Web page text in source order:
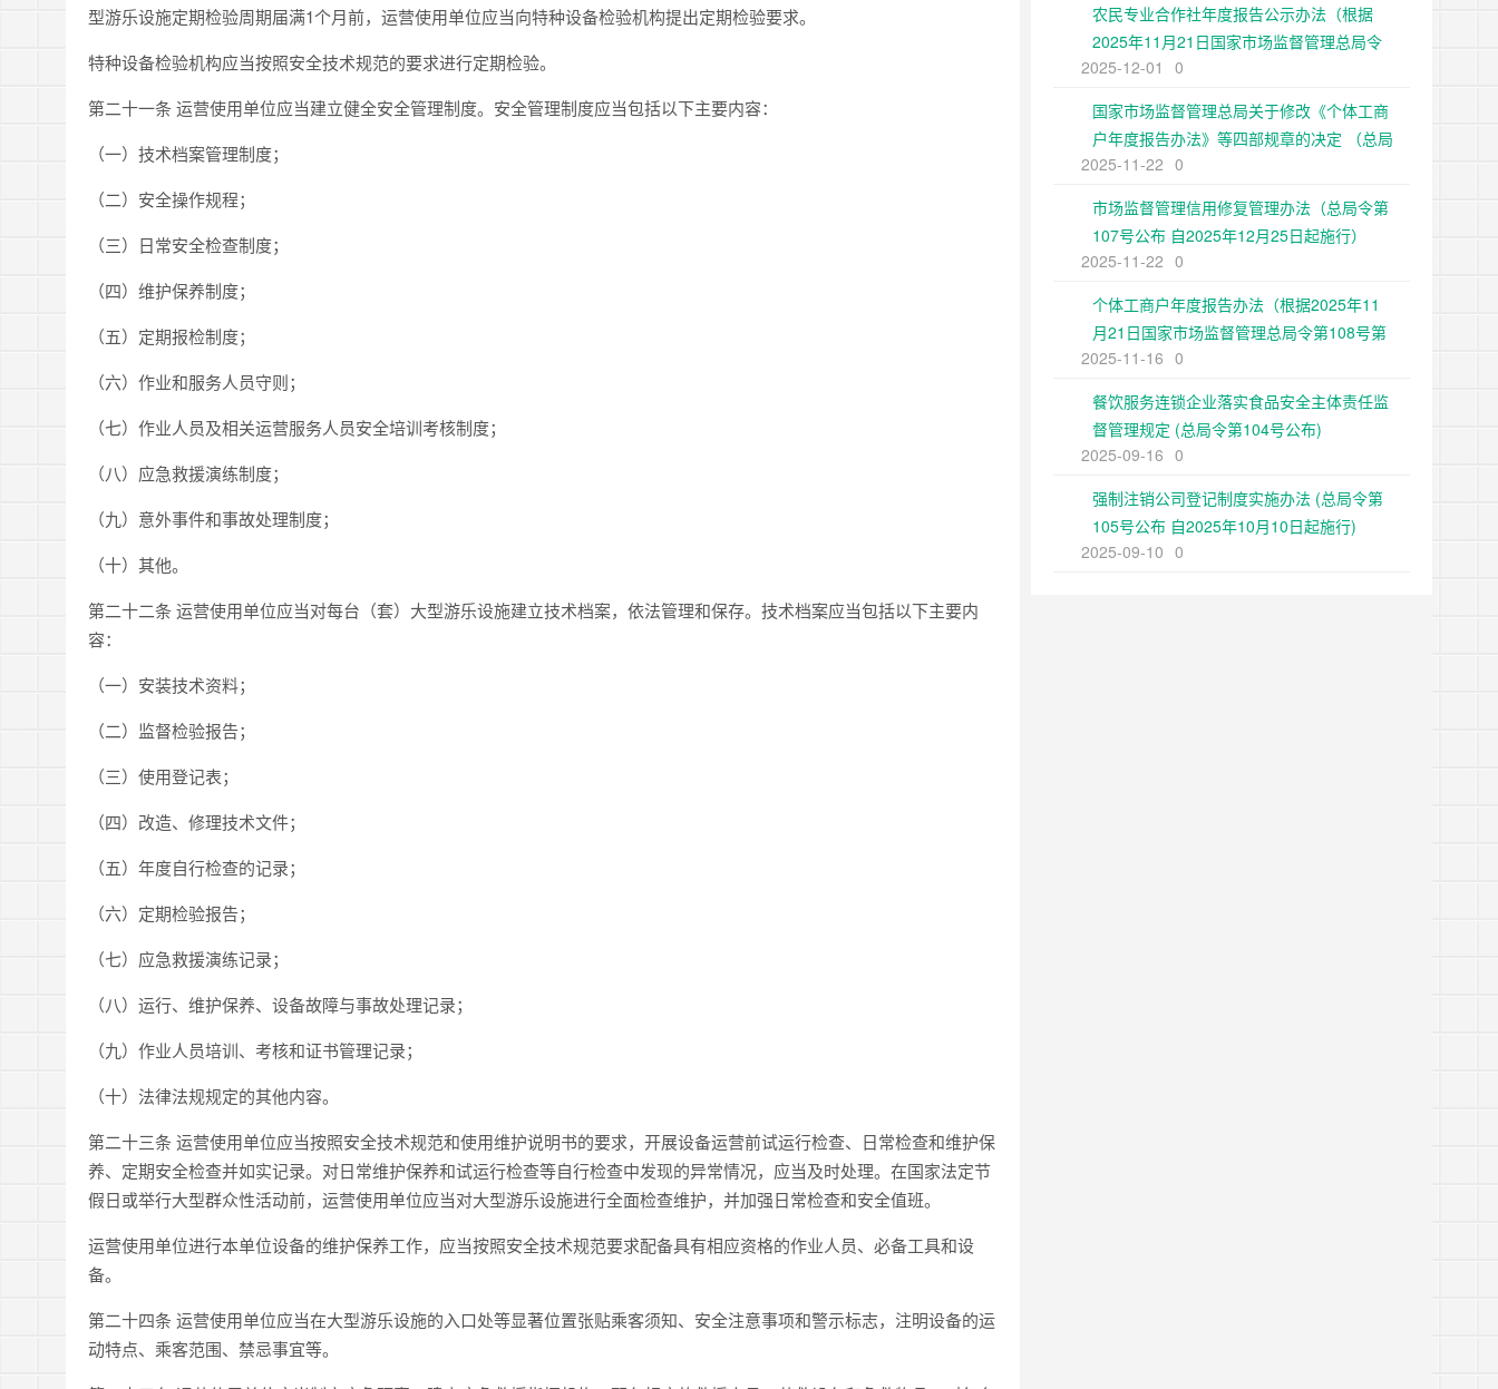
型游乐设施定期检验周期届满1个月前，运营使用单位应当向特种设备检验机构提出定期检验要求。
特种设备检验机构应当按照安全技术规范的要求进行定期检验。
第二十一条 运营使用单位应当建立健全安全管理制度。安全管理制度应当包括以下主要内容：
（一）技术档案管理制度；
（二）安全操作规程；
（三）日常安全检查制度；
（四）维护保养制度；
（五）定期报检制度；
（六）作业和服务人员守则；
（七）作业人员及相关运营服务人员安全培训考核制度；
（八）应急救援演练制度；
（九）意外事件和事故处理制度；
（十）其他。
第二十二条 运营使用单位应当对每台（套）大型游乐设施建立技术档案，依法管理和保存。技术档案应当包括以下主要内
容：
（一）安装技术资料；
（二）监督检验报告；
（三）使用登记表；
（四）改造、修理技术文件；
（五）年度自行检查的记录；
（六）定期检验报告；
（七）应急救援演练记录；
（八）运行、维护保养、设备故障与事故处理记录；
（九）作业人员培训、考核和证书管理记录；
（十）法律法规规定的其他内容。
第二十三条 运营使用单位应当按照安全技术规范和使用维护说明书的要求，开展设备运营前试运行检查、日常检查和维护保
养、定期安全检查并如实记录。对日常维护保养和试运行检查等自行检查中发现的异常情况，应当及时处理。在国家法定节
假日或举行大型群众性活动前，运营使用单位应当对大型游乐设施进行全面检查维护，并加强日常检查和安全值班。
运营使用单位进行本单位设备的维护保养工作，应当按照安全技术规范要求配备具有相应资格的作业人员、必备工具和设
备。
第二十四条 运营使用单位应当在大型游乐设施的入口处等显著位置张贴乘客须知、安全注意事项和警示标志，注明设备的运
动特点、乘客范围、禁忌事宜等。
农民专业合作社年度报告公示办法（根据
2025年11月21日国家市场监督管理总局令
第108号第二次修正）
2025-12-01
0
国家市场监督管理总局关于修改《个体工商
户年度报告办法》等四部规章的决定 （总局
令第108号公布 自2025年12月25日起施
2025-11-22 0
市场监督管理信用修复管理办法（总局令第
107号公布 自2025年12月25日起施行）
2025-11-22 0
个体工商户年度报告办法（根据2025年11
月21日国家市场监督管理总局令第108号第
二次修正）
2025-11-16 0
餐饮服务连锁企业落实食品安全主体责任监
督管理规定 (总局令第104号公布)
2025-09-16 0
强制注销公司登记制度实施办法 (总局令第
105号公布 自2025年10月10日起施行)
2025-09-10 0